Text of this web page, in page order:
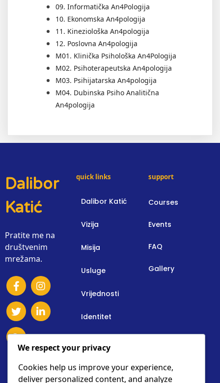
09. Informatička An4Pologija
10. Ekonomska An4pologija
11. Kineziološka An4pologija
12. Poslovna An4pologija
M01. Klinička Psihološka An4Pologija
M02. Psihoterapeutska An4pologija
M03. Psihijatarska An4pologija
M04. Dubinska Psiho Analitična
An4pologija
Dalibor
Katić
Pratite me na
društvenim
mrežama.
quick links
Dalibor Katić
Vizija
Misija
Usluge
Vrijednosti
Identitet
support
Courses
Events
FAQ
Gallery
We respect your privacy
Cookies help us improve your experience,
deliver personalized content, and analyze